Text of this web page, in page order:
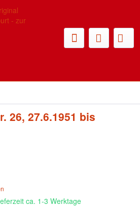
26, 27.6.1951 bis
ca. 1-3 Werktage